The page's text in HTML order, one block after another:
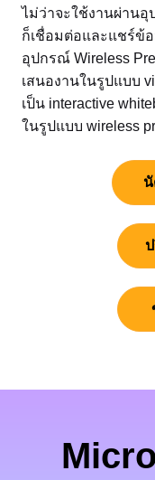
ไม่ว่าจะใช้งานผ่านอุ
ก็เชื่อมต่อและแชร์ข้
อุปกรณ์ Wireless
เสนองานในรูปแบบ
เป็น interactive
ในรูปแบบ wireless